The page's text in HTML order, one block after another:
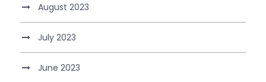
August 2023
July 2023
June 2023